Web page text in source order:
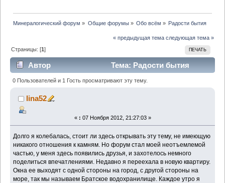
Минералогический форум » Общие форумы» Обо всём » Радости бытия
« предыдущая тема следующая тема »
ПЕЧАТЬ
Страницы: [1]
Автор
Тема: Радости бытия
(Прочитано 2834 раз)
0 Пользователей и 1 Гость просматривают эту тему.
lina52
« : 07 Ноября 2012, 21:27:03 »
Долго я колебалась, стоит ли здесь открывать эту тему, не имеющую
никакого отношения к камням. Но форум стал моей неотъемлемой
частью, у меня здесь появились друзья, и захотелось немного
поделиться впечатлениями. Недавно я переехала в новую квартиру.
Окна ее выходят с одной стороны на город, с другой стороны на
море, так мы называем Братское водохранилище. Каждое утро я